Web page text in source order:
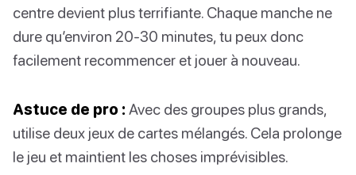
centre devient plus terrifiante. Chaque manche ne
dure qu’environ 20-30 minutes, tu peux donc
facilement recommencer et jouer à nouveau.
Astuce de pro : Avec des groupes plus grands,
utilise deux jeux de cartes mélangés. Cela prolonge
le jeu et maintient les choses imprévisibles.